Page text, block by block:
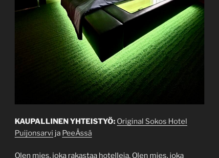
KAUPALLINEN YHTEISTYÖ: Original Sokos Hotel
Puijonsarvi ja PeeÄssä
Olen mies, joka rakastaa hotelleja. Olen mies, joka